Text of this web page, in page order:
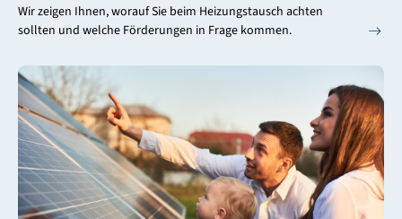
Wir zeigen Ihnen, worauf Sie beim Heizungstausch achten
sollten und welche Förderungen in Frage kommen.